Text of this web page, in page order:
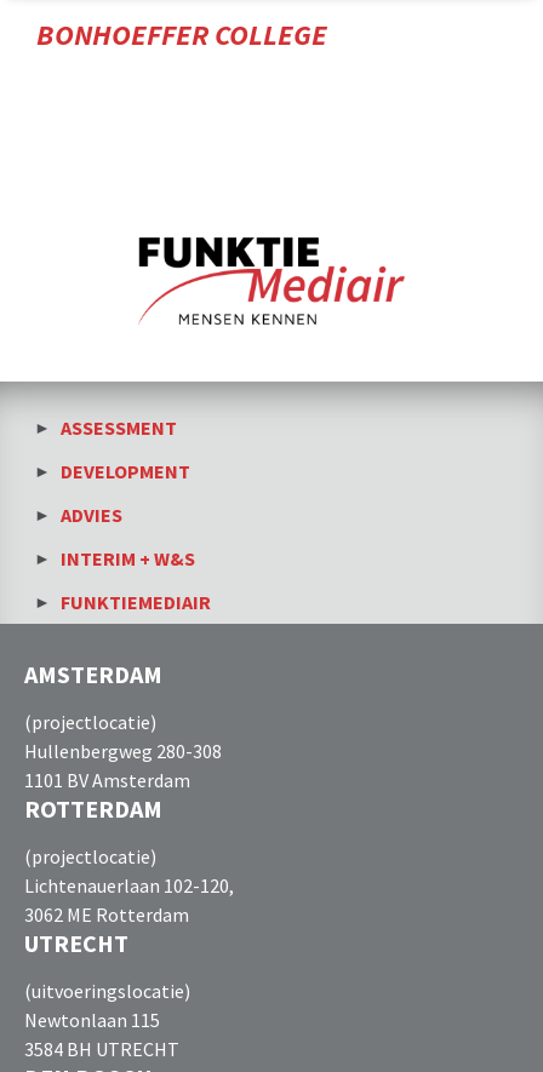
BONHOEFFER COLLEGE
ASSESSMENT
DEVELOPMENT
ADVIES
INTERIM + W&S
FUNKTIEMEDIAIR
AMSTERDAM
(projectlocatie)
Hullenbergweg 280-308
1101 BV Amsterdam
ROTTERDAM
(projectlocatie)
Lichtenauerlaan 102-120,
3062 ME Rotterdam
UTRECHT
(uitvoeringslocatie)
Newtonlaan 115
3584 BH UTRECHT